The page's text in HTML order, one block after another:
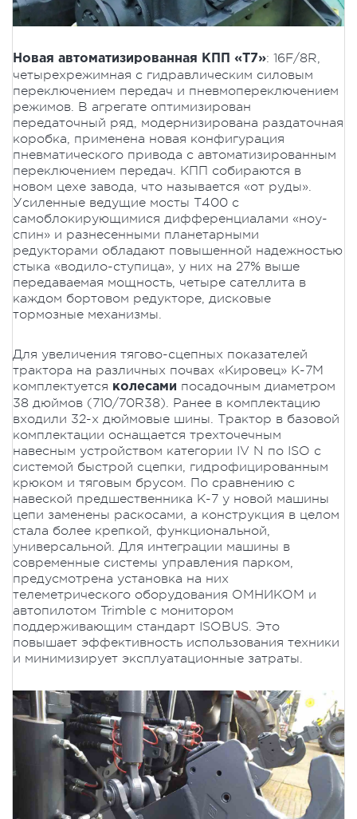
Новая автоматизированная КПП «Т7»: 16F/8R,
четырехрежимная с гидравлическим силовым
переключением передач и пневмопереключением
режимов. В агрегате оптимизирован
передаточный ряд, модернизирована раздаточная
коробка, применена новая конфигурация
пневматического привода с автоматизированным
переключением передач. КПП собираются в
новом цехе завода, что называется «от руды».
Усиленные ведущие мосты Т400 с
самоблокирующимися дифференциалами «ноу-
спин» и разнесенными планетарными
редукторами обладают повышенной надежностью
стыка «водило-ступица», у них на 27% выше
передаваемая мощность, четыре сателлита в
каждом бортовом редукторе, дисковые
тормозные механизмы.
Для увеличения тягово-сцепных показателей
трактора на различных почвах «Кировец» К-7М
комплектуется колесами посадочным диаметром
38 дюймов (710/70R38). Ранее в комплектацию
входили 32-х дюймовые шины. Трактор в базовой
комплектации оснащается трехточечным
навесным устройством категории IV N по ISO с
системой быстрой сцепки, гидрофицированным
крюком и тяговым брусом. По сравнению с
навеской предшественника К-7 у новой машины
цепи заменены раскосами, а конструкция в целом
стала более крепкой, функциональной,
универсальной. Для интеграции машины в
современные системы управления парком,
предусмотрена установка на них
телеметрического оборудования ОМНИКОМ и
автопилотом Trimble с монитором
поддерживающим стандарт ISOBUS. Это
повышает эффективность использования техники
и минимизирует эксплуатационные затраты.